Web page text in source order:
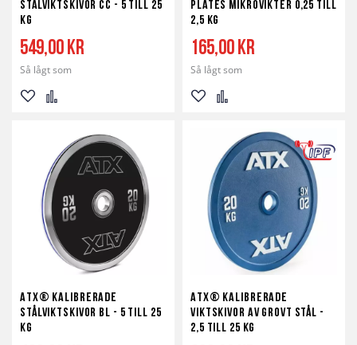
Stålviktskivor CC - 5 till 25
kg
Så lågt som
549,00 kr
Lägg
önskelista
Lägg
jämför
Plates mikrovikter 0,25 till
2,5 kg
Så lågt som
165,00 kr
Lägg
önskelista
Lägg
i
jämför
ATX® Kalibrerade
Stålviktskivor BL - 5 till 25
kg
ATX® Kalibrerade
Viktskivor av Grovt Stål -
2,5 till 25 kg